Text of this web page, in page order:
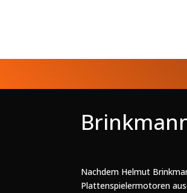
Nachdem Helmut
Plattenspielermotoren